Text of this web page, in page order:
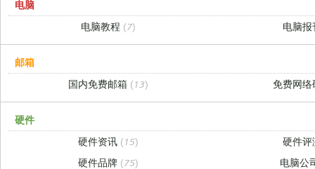
电脑
电脑教程 (7) 电脑
邮箱
国内免费邮箱 (13) 免费网
硬件
硬件资讯 (15)
硬件
硬件品牌 (75) 电脑公